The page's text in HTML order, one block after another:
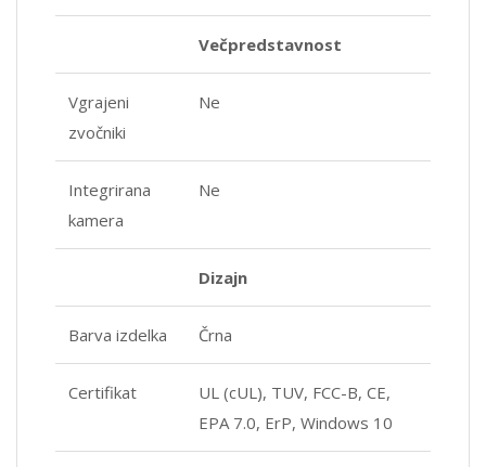
Večpredstavnost
Vgrajeni
zvočniki
Ne
Integrirana
kamera
Ne
Dizajn
Barva izdelka Črna
Certifikat
UL (cUL), TUV, FCC-B, CE,
EPA 7.0, ErP, Windows 10